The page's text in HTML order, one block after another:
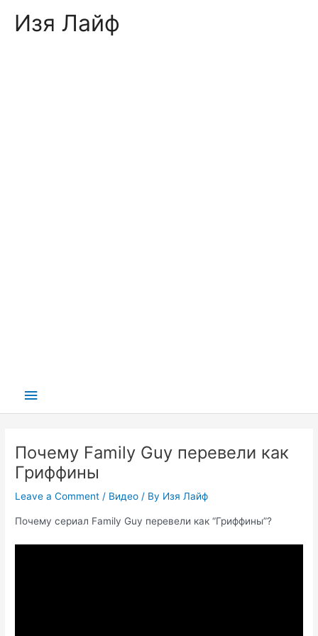
Изя Лайф
Main
Почему Family Guy перевели как
Гриффины
Leave a Comment / Видео / By Изя Лайф
Почему сериал Family Guy перевели как “Гриффины”?